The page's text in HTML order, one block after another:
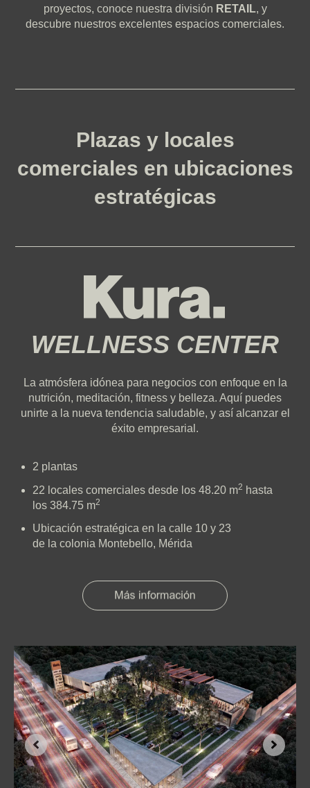
proyectos, conoce nuestra división RETAIL, y
descubre nuestros excelentes espacios comerciales.
Plazas y locales
comerciales en ubicaciones
estratégicas
WELLNESS CENTER
La atmósfera idónea para negocios con enfoque en la
nutrición, meditación, fitness y belleza. Aquí puedes
unirte a la nueva tendencia saludable, y así alcanzar el
éxito empresarial.
2 plantas
22 locales comerciales desde los 48.20 m2 hasta
los 384.75 m2
Ubicación estratégica en la calle 10 y 23
de la colonia Montebello, Mérida